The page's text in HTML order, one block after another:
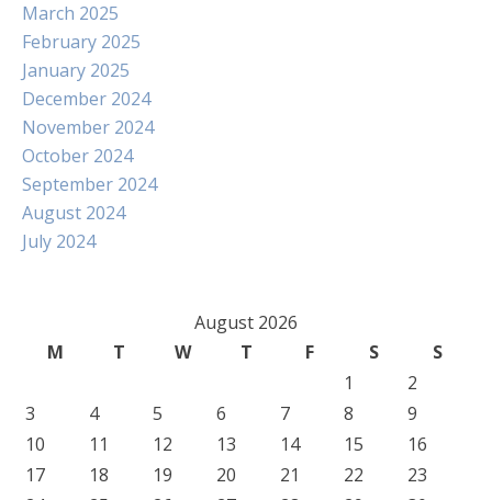
March 2025
February 2025
January 2025
December 2024
November 2024
October 2024
September 2024
August 2024
July 2024
August 2026
M
T W T F S
S
1
2
3
4 5 6 7 8
9
10
11 12 13 14 15
16
17
18 19 20 21 22
23